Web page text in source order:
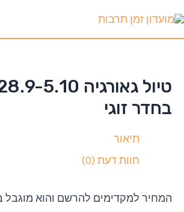
בחדר זוגי
תיאור
חוות דעת (0)
המחיר למקדימים להרשם והוא מוגבל